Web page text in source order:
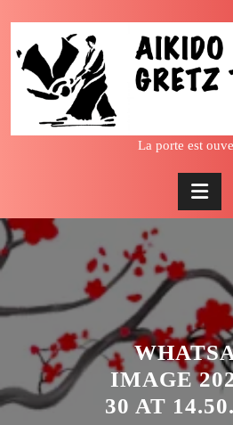
content
La porte est
IMAGE
30 AT